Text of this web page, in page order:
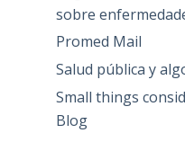
sobre
Promed Mail
Salud pública y
Small things
Blog